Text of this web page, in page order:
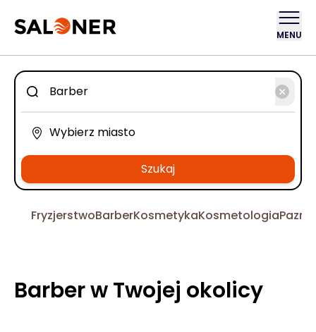
MENU
Szukaj
FryzjerstwoBarberKosmetykaKosmetologia
Barber w Twojej okolicy